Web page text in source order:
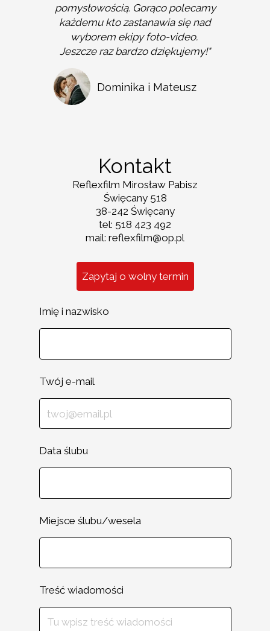
pomysłowością. Gorąco polecamy
każdemu kto zastanawia się nad
wyborem ekipy foto-video.
Jeszcze raz bardzo dziękujemy!"
Dominika i Mateusz
Zapytaj o wolny termin
Imię i nazwisko
Twój e-mail
Data ślubu
Miejsce ślubu/wesela
Treść wiadomości
Kontakt
Reflexfilm Mirosław Pabisz
Święcany 518
38-242 Święcany
tel: 518 423 492
mail: reflexfilm@op.pl